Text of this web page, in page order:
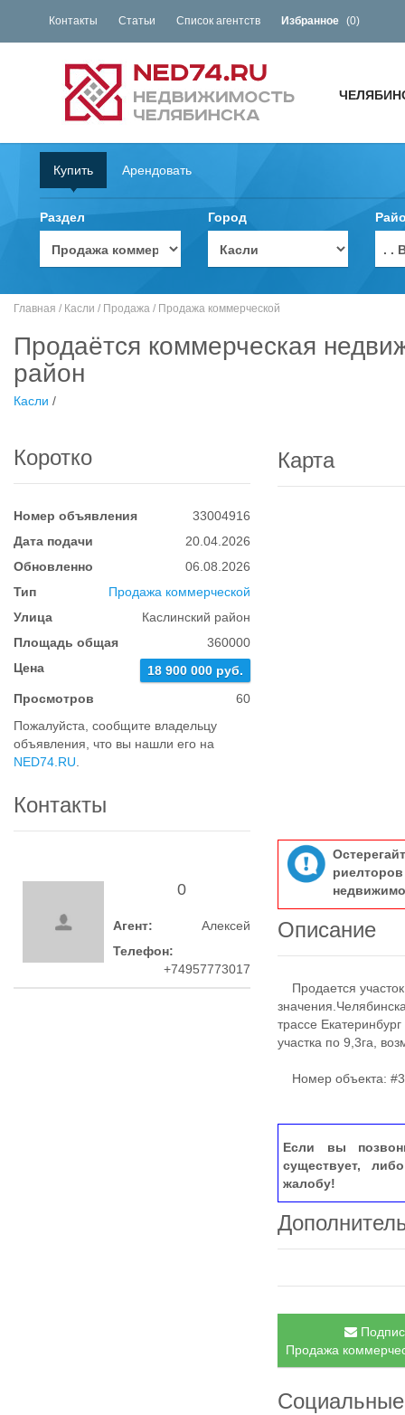
Контакты Статьи Список агентств Избранное (0)
Купить Арендовать
Раздел Город
. .
Главная / Касли / Продажа / Продажа коммерческой
Продаётся коммерческая
район
Касли /
Коротко
Номер объявления
33004916
Дата подачи
20.04.2026
Обновленно
06.08.2026
Тип
Продажа коммерческой
Улица
Каслинский район
Площадь общая
360000
Цена
18 900 000 руб.
Просмотров
60
Пожалуйста, сообщите владельцу
объявления, что вы нашли его на
NED74.RU
Контакты
0
Агент:
Алексей
Телефон:
+74957773017
Карта
Описание
Продается
тpассе
участка по 9,3га,
Номер объекта:
Если вы
существует,
жалобу!
Продажа